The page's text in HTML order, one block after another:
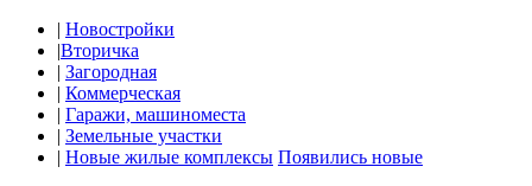
| Новостройки
|Вторичка
| Загородная
| Коммерческая
| Гаражи, машиноместа
| Земельные участки
| Новые жилые комплексы Появились новые